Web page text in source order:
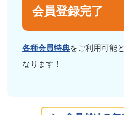
会員登録完了
各種会員特典をご利用可能と
なります！